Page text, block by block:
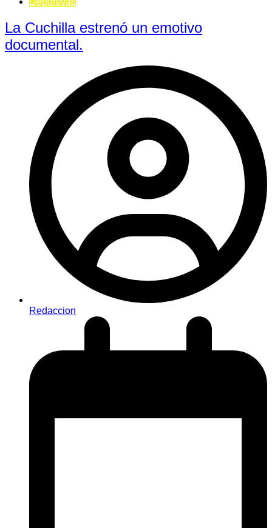
La Cuchilla estrenó un emotivo
documental.
Redaccion